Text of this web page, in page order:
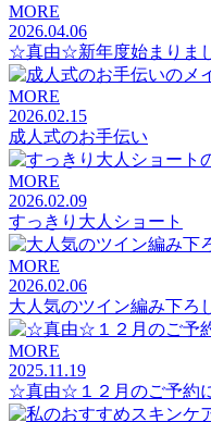
MORE
2026.04.06
☆真由☆新年度始まりまし
MORE
2026.02.15
成人式のお手伝い
MORE
2026.02.09
すっきり大人ショート
MORE
2026.02.06
大人気のツイン編み下ろ
MORE
2025.11.19
☆真由☆１２月のご予約